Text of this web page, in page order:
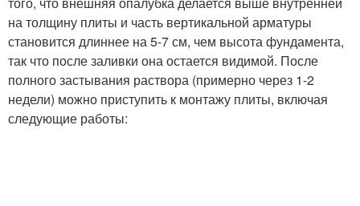
на толщину плиты и часть вертикальной арматуры
становится длиннее на 5-7 см, чем высота фундамента,
так что после заливки она остается видимой. После
полного застывания раствора (примерно через 1-2
недели) можно приступить к монтажу плиты, включая
следующие работы: